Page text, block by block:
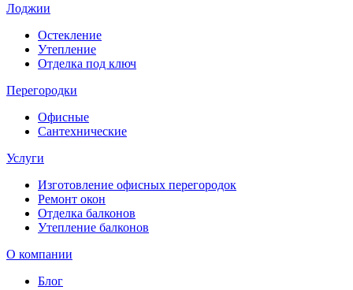
Лоджии
Остекление
Утепление
Отделка под ключ
Перегородки
Офисные
Сантехнические
Услуги
Изготовление офисных перегородок
Ремонт окон
Отделка балконов
Утепление балконов
О компании
Блог